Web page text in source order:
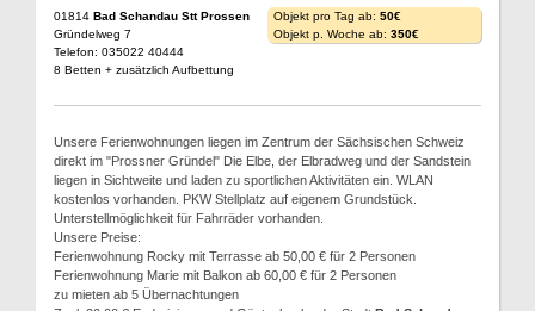
01814 Bad Schandau Stt Prossen
Gründelweg 7
Telefon: 035022 40444
8 Betten + zusätzlich Aufbettung
Objekt pro Tag ab: 50€
Objekt p. Woche ab: 350€
Unsere Ferienwohnungen liegen im Zentrum der Sächsischen Schweiz
direkt im "Prossner Gründel" Die Elbe, der Elbradweg und der Sandstein
liegen in Sichtweite und laden zu sportlichen Aktivitäten ein. WLAN
kostenlos vorhanden. PKW Stellplatz auf eigenem Grundstück.
Unterstellmöglichkeit für Fahrräder vorhanden.
Unsere Preise:
Ferienwohnung Rocky mit Terrasse ab 50,00 € für 2 Personen
Ferienwohnung Marie mit Balkon ab 60,00 € für 2 Personen
zu mieten ab 5 Übernachtungen